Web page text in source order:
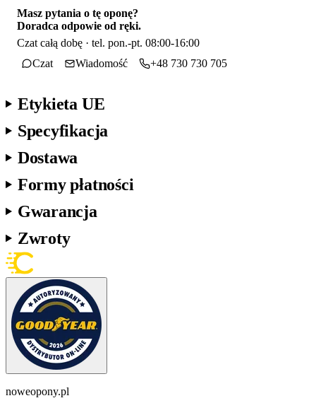
Masz pytania o tę oponę?
Doradca odpowie od ręki.
Czat całą dobę · tel. pon.-pt. 08:00-16:00
Czat
Wiadomość +48 730 730 705
Etykieta UE
Specyfikacja
Dostawa
Formy płatności
Gwarancja
Zwroty
noweopony.pl